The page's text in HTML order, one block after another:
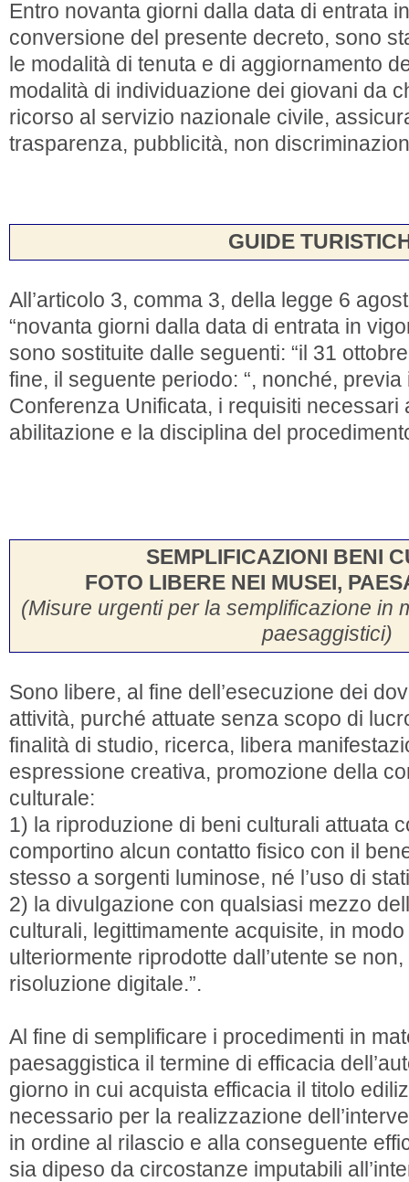
Entro novanta giorni dalla data di entrata
conversione del presente decreto, sono
le modalità di tenuta e di aggiornamento
modalità di individuazione dei giovani da
ricorso al servizio nazionale civile,
trasparenza, pubblicità, non
GUIDE
All’articolo 3, comma 3, della legge 6
“novanta giorni dalla data di entrata in
sono sostituite dalle seguenti: “il 31
fine, il seguente periodo: “, nonché,
Conferenza Unificata, i requisiti necessari
abilitazione e la disciplina del
SEMPLIFICAZIONI BENI
FOTO LIBERE NEI MUSEI,
(Misure urgenti per la semplificazione in
paesaggistici)
Sono libere, al fine dell’esecuzione dei
attività, purché attuate senza scopo di
finalità di studio, ricerca, libera
espressione creativa, promozione della
culturale:
1) la riproduzione di beni culturali attuata
comportino alcun contatto fisico con il
stesso a sorgenti luminose, né l’uso di
2) la divulgazione con qualsiasi mezzo
culturali, legittimamente acquisite, in
ulteriormente riprodotte dall’utente se
risoluzione digitale.”.
Al fine di semplificare i procedimenti in
paesaggistica il termine di efficacia
giorno in cui acquista efficacia il titolo
necessario per la realizzazione
in ordine al rilascio e alla conseguente
sia dipeso da circostanze imputabili